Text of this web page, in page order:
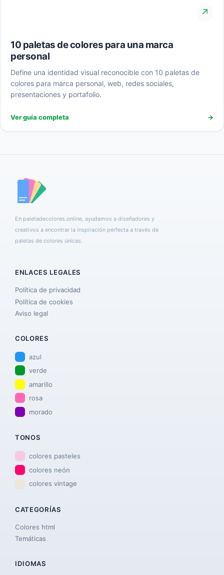
↗
10 paletas de colores para una marca
personal
Define una identidad visual reconocible con 10 paletas de
colores para marca personal, web, redes sociales,
presentaciones y portafolio.
Ver guía completa →
En paletadecolores.online, ayudamos a diseñadores y
creativos a encontrar la inspiración perfecta a través de
paletas de colores únicas.
ENLACES LEGALES
Política de privacidad
Política de cookies
Aviso legal
COLORES
azul
verde
amarillo
rosa
morado
TONOS
colores pasteles
colores neón
colores vintage
CATEGORÍAS
Colores html
Temáticas
IDIOMAS